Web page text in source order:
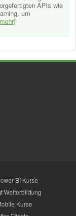
APIs wie
um
mehr]
BI Kurse
Weiterbildung
Kurse